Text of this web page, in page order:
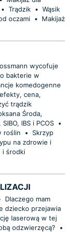
• Trądzik • Wąsik
oczami •
Makijaż
wycofuje
bakterie w
komedogenne
cena,
trądzik
Środa,
IBS i PCOS •
roślin
•
Skrzyp
na zdrowie i
i środki
Dlaczego mam
dziecko przejawia
laserową w tej
odzwierzęcą?
•